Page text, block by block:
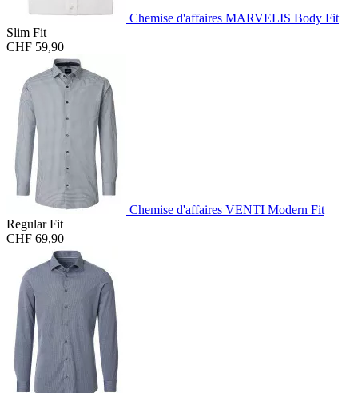
Chemise d'affaires MARVELIS Body Fit
Slim Fit
CHF 59,90
Chemise d'affaires VENTI Modern Fit
Regular Fit
CHF 69,90